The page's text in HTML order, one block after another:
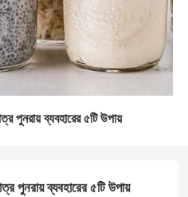
পুনরায় ব্যবহারের ৫টি উপায়
পুনরায় ব্যবহারের ৫টি উপায়